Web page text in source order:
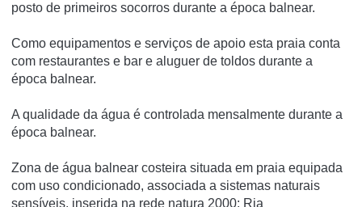
posto de primeiros socorros durante a época balnear.
Como equipamentos e serviços de apoio esta praia conta
com restaurantes e bar e aluguer de toldos durante a
época balnear.
A qualidade da água é controlada mensalmente durante a
época balnear.
Zona de água balnear costeira situada em praia equipada
com uso condicionado, associada a sistemas naturais
sensíveis, inserida na rede natura 2000: Ria